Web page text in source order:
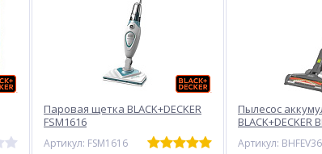
Паровая щетка BLACK+DECKER
FSM1616
Артикул: FSM1616
Пылесос
BLACK+DECKER
Артикул: